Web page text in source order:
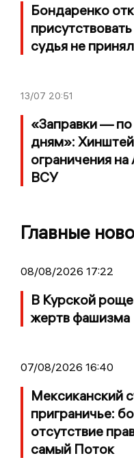
Бондаренко
судья не
13/07 20:51
«Заправки —
дням»:
ограничения
ВСУ
Главные
08/08/2026 17:22
В Курской
жертв фашизма
07/08/2026 16:40
Мексиканский
приграничье:
отсутствие
самый Поток